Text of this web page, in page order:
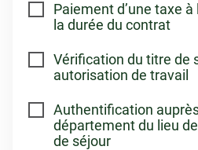
Paiement d’une taxe à
la durée du contrat
Vérification du titre de
autorisation de travail
Authentification
département du lieu
de séjour